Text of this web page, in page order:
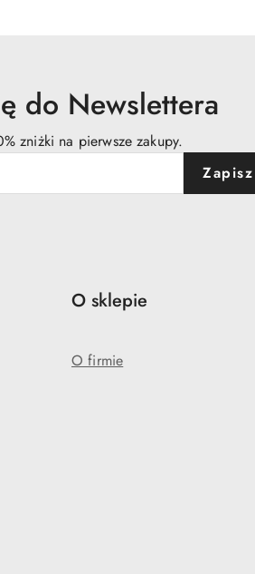
do Newslettera
zniżki na pierwsze zakupy.
Zapisz
O sklepie
O firmie